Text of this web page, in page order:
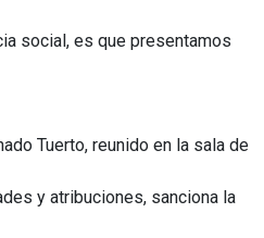
social, es que presentamos
Tuerto, reunido en la sala de
y atribuciones, sanciona la